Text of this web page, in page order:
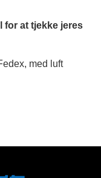
for at tjekke jeres
med luft